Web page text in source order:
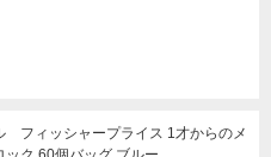
フィッシャープライス 1才からのメ